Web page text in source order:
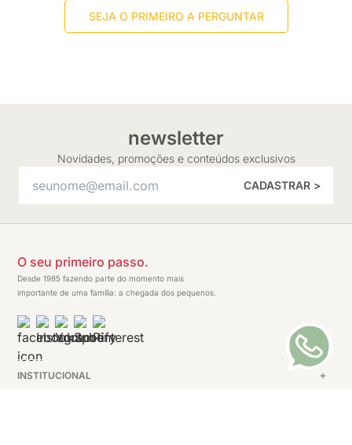
SEJA O PRIMEIRO A PERGUNTAR
newsletter
Novidades, promoções e conteúdos exclusivos
CADASTRAR >
O seu primeiro passo.
Desde 1985 fazendo parte do momento mais
importante de uma família: a chegada dos pequenos.
INSTITUCIONAL